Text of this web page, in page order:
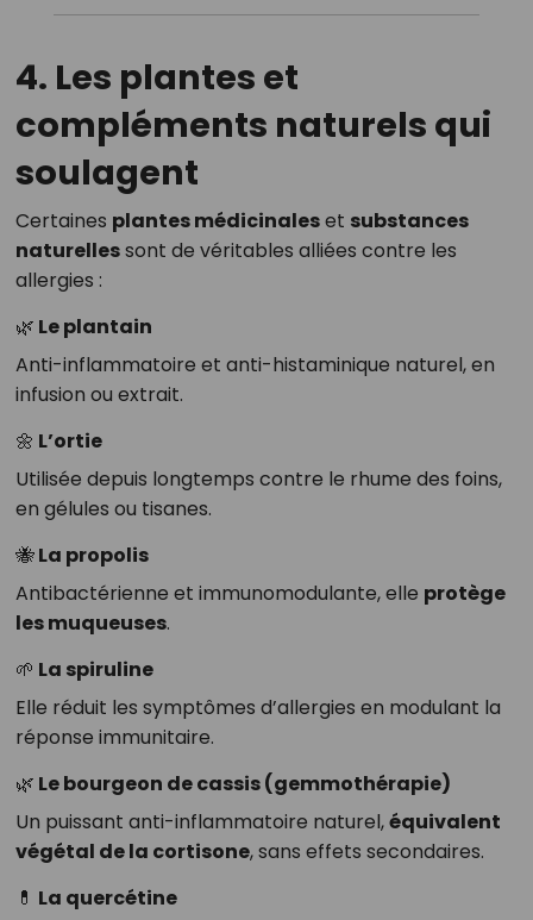
4. Les plantes et
compléments naturels qui
soulagent
Certaines plantes médicinaleset substances
naturellessont de véritables alliées contre les
allergies :
🌿 Le plantain
Anti-inflammatoire et anti-histaminique naturel, en
infusion ou extrait.
🌼 L’ortie
Utilisée depuis longtemps contre le rhume des foins,
en gélules ou tisanes.
🐝 La propolis
Antibactérienne et immunomodulante, elle protège
les muqueuses.
🌱 La spiruline
Elle réduit les symptômes d’allergies en modulant la
réponse immunitaire.
🌿 Le bourgeon de cassis (gemmothérapie)
Un puissant anti-inflammatoire naturel,équivalent
végétal de la cortisone, sans effets secondaires.
💊 La quercétine